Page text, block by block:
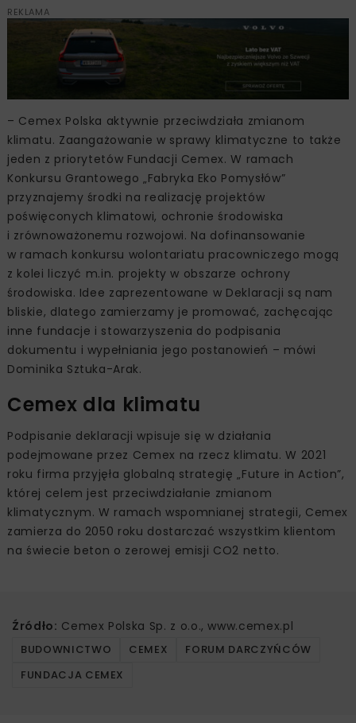
REKLAMA
– Cemex Polska aktywnie przeciwdziała zmianom
klimatu. Zaangażowanie w sprawy klimatyczne to także
jeden z priorytetów Fundacji Cemex. W ramach
Konkursu Grantowego „Fabryka Eko Pomysłów”
przyznajemy środki na realizację projektów
poświęconych klimatowi, ochronie środowiska
i zrównoważonemu rozwojowi. Na dofinansowanie
w ramach konkursu wolontariatu pracowniczego mogą
z kolei liczyć m.in. projekty w obszarze ochrony
środowiska. Idee zaprezentowane w Deklaracji są nam
bliskie, dlatego zamierzamy je promować, zachęcając
inne fundacje i stowarzyszenia do podpisania
dokumentu i wypełniania jego postanowień – mówi
Dominika Sztuka-Arak.
Cemex dla klimatu
Podpisanie deklaracji wpisuje się w działania
podejmowane przez Cemex na rzecz klimatu. W 2021
roku firma przyjęła globalną strategię „Future in Action”,
której celem jest przeciwdziałanie zmianom
klimatycznym. W ramach wspomnianej strategii, Cemex
zamierza do 2050 roku dostarczać wszystkim klientom
na świecie beton o zerowej emisji CO2 netto.
Źródło: Cemex Polska Sp. z o.o., www.cemex.pl
BUDOWNICTWO CEMEX
FORUM DARCZYŃCÓW
FUNDACJA CEMEX